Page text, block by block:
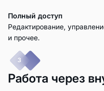
Полный доступ
Редактирование,
и прочее.
3
Работа через